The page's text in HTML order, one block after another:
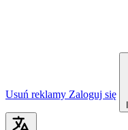
Usuń reklamy Zaloguj się